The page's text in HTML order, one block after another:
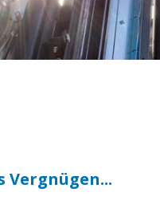
Vergnügen...